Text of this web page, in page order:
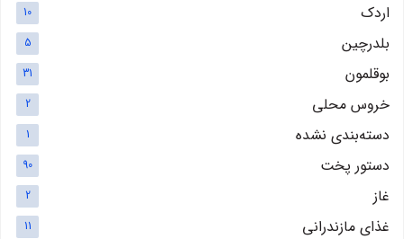
اردک 10
بلدرچین 5
بوقلمون 31
خروس محلی 2
دسته‌بندی نشده 1
دستور پخت 90
غاز 2
غذای مازندرانی 11